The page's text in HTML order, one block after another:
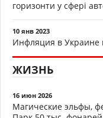
горизонти у сфері
10 янв 2023
Инфляция в Украине
ЖИЗНЬ
16 июн 2026
Магические эльфы,